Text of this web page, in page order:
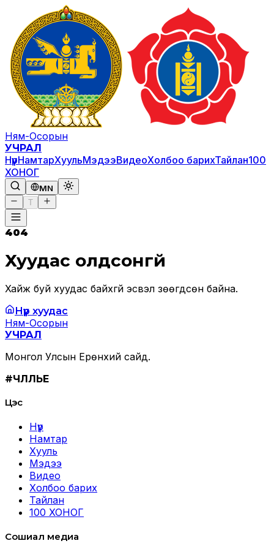
Ням-Осорын
УЧРАЛ
НүүрНамтарХуульМэдээВидеоХолбоо барихТайлан100
ХОНОГ
MN
T
404
Хуудас олдсонгүй
Хайж буй хуудас байхгүй эсвэл зөөгдсөн байна.
Нүүр хуудас
Ням-Осорын
УЧРАЛ
Монгол Улсын Ерөнхий сайд.
#ЧӨЛӨӨЛЬЕ
Цэс
Нүүр
Намтар
Хууль
Мэдээ
Видео
Холбоо барих
Тайлан
100 ХОНОГ
Сошиал медиа